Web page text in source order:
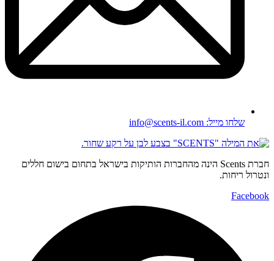
שלחו מייל: info@scents-il.com
חברת Scents הינה מהחברות הותיקות בישראל בתחום בישום חללים
ונטרול ריחות.
Facebook